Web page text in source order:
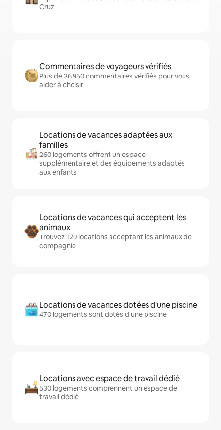
Cruz
Commentaires de voyageurs vérifiés
Plus de 36 950 commentaires vérifiés pour vous
aider à choisir
Locations de vacances adaptées aux
familles
260 logements offrent un espace
supplémentaire et des équipements adaptés
aux enfants
Locations de vacances qui acceptent les
animaux
Trouvez 120 locations acceptant les animaux de
compagnie
Locations de vacances dotées d'une piscine
470 logements sont dotés d'une piscine
Locations avec espace de travail dédié
530 logements comprennent un espace de
travail dédié